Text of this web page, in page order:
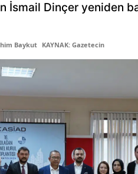
Aydın
Bilecik
Bitlis
Bolu
Burdur
İsmail Dinçer yeniden
Baykut KAYNAK: Gazetecin